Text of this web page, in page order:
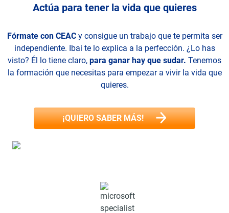
Actúa para tener la vida que quieres
Fórmate con CEACy consigue un trabajo que te permita ser
independiente. Ibai te lo explica a la perfección. ¿Lo has
visto? Él lo tiene claro, para ganar hay que sudar. Tenemos
la formación que necesitas para empezar a vivir la vida que
quieres.
¡QUIERO SABER MÁS!